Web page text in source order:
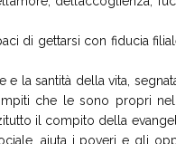
di gettarsi con fiducia
la santità della vita,
che le sono propri
il compito della
aiuta i poveri e gli